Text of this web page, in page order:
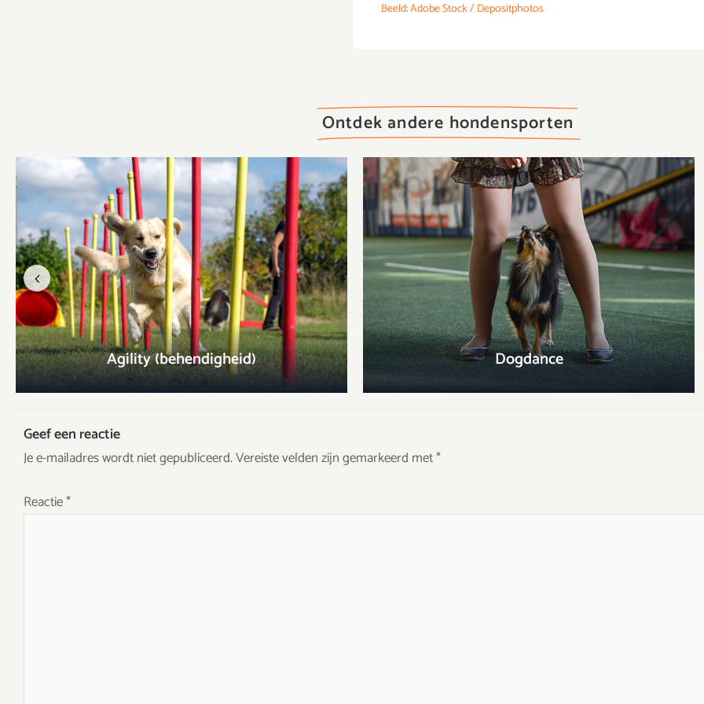
Beeld: Adobe Stock / Depositphotos
Ontdek andere hondensporten
Previous
Agility (behendigheid) Dogdance
Geef een reactie
Je e-mailadres wordt niet gepubliceerd.Vereiste velden zijn gemarkeerd met*
Reactie*